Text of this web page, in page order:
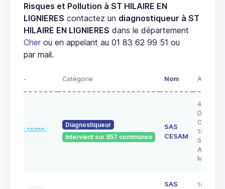
Risques et Pollution à ST HILAIRE EN
LIGNIERES contactez un diagnostiqueur à ST
HILAIRE EN LIGNIERES dans le département
Cher ou en appelant au 01 83 62 99 51 ou
par mail.
- Catégorie Nom Adresse
Diagnostiqueur
Intervient sur 857 communes
SAS
CESAM
43 RUE
COULON
18200
SAINT
AMAND
SAS
103 rue